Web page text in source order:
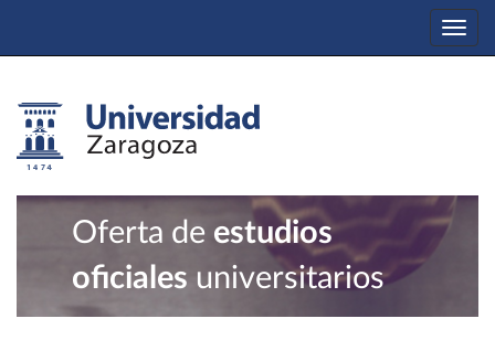
Oferta de estudios
oficiales universitarios